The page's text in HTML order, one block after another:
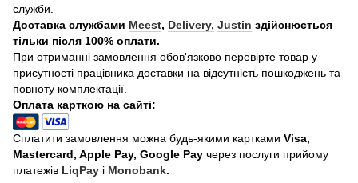
служби.
Доставка службами Meest, Delivery, Justin здійснюється
тільки після 100% оплати.
При отриманні замовлення обов'язково перевірте товар у
присутності працівника доставки на відсутність пошкоджень та
повноту комплектації.
Оплата карткою на сайті:
Сплатити замовлення можна будь-якими картками Visa,
Mastercard, Apple Pay, Google Pay через послуги прийому
платежів LiqPay і Monobank.